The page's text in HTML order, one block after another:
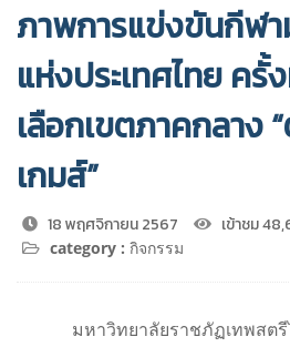
ภาพการแข่งขันกีฬ
แห่งประเทศไทย ค
เลือกเขตภาคกลาง
เกมส์”
18 พฤศจิกายน 2567 เข้าชม
category : กิจกรรม
มหาวิทยาลัยราชภัฏเทพสต